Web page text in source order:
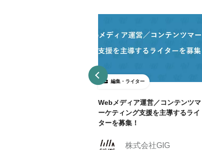
編集・ライター
Webメディア運営／コンテンツマ
ーケティング支援を主導するライ
ターを募集！
株式会社GIG